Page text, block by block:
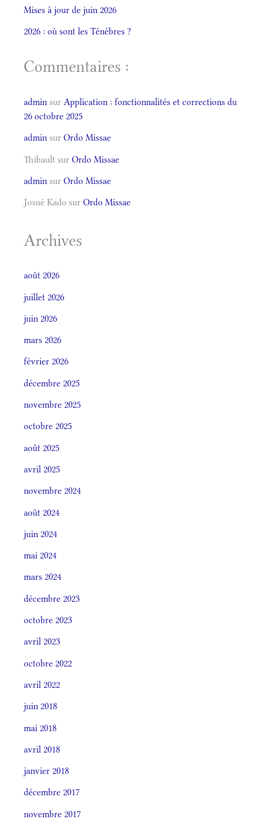
Mises à jour de juin 2026
2026 : où sont les Ténèbres ?
Commentaires :
admin sur Application : fonctionnalités et corrections du
26 octobre 2025
admin sur Ordo Missae
Thibault sur Ordo Missae
admin sur Ordo Missae
Josué Kado sur Ordo Missae
Archives
août 2026
juillet 2026
juin 2026
mars 2026
février 2026
décembre 2025
novembre 2025
octobre 2025
août 2025
avril 2025
novembre 2024
août 2024
juin 2024
mai 2024
mars 2024
décembre 2023
octobre 2023
avril 2023
octobre 2022
avril 2022
juin 2018
mai 2018
avril 2018
janvier 2018
décembre 2017
novembre 2017